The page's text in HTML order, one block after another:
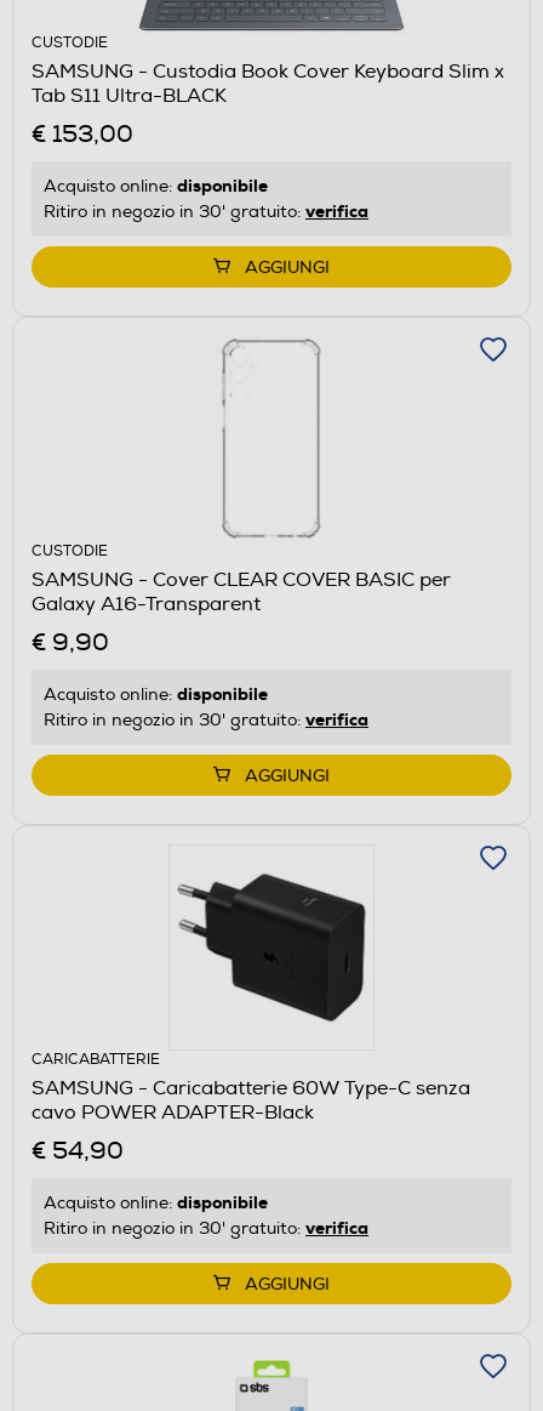
CUSTODIE
SAMSUNG - Custodia Book Cover Keyboard Slim x
Tab S11 Ultra-BLACK
€ 153,00
Acquisto online: disponibile
Ritiro in negozio in 30' gratuito: verifica
AGGIUNGI
CUSTODIE
SAMSUNG - Cover CLEAR COVER BASIC per
Galaxy A16-Transparent
€ 9,90
Acquisto online: disponibile
Ritiro in negozio in 30' gratuito: verifica
AGGIUNGI
CARICABATTERIE
SAMSUNG - Caricabatterie 60W Type-C senza
cavo POWER ADAPTER-Black
€ 54,90
Acquisto online: disponibile
Ritiro in negozio in 30' gratuito: verifica
AGGIUNGI